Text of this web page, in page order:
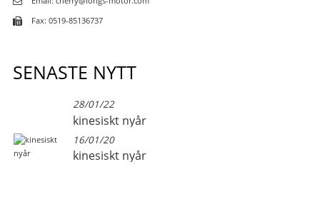
Fax: 0519-85136737
SENASTE NYTT
28/01/22
kinesiskt nyår
16/01/20
kinesiskt nyår